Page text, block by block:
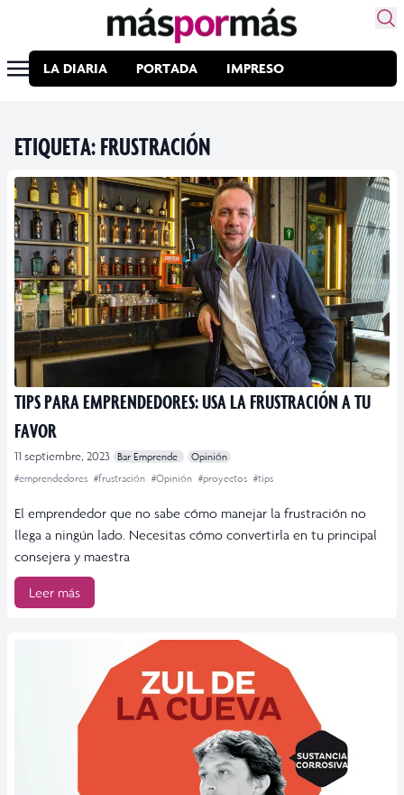
LA DIARIA PORTADA IMPRESO
ETIQUETA:FRUSTRACIÓN
TIPS PARA EMPRENDEDORES: USA LA FRUSTRACIÓN A TU
FAVOR
11 septiembre, 2023 Bar Emprende
Opinión
#emprendedores #frustración #Opinión #proyectos #tips
El emprendedor que no sabe cómo manejar la frustración no
llega a ningún lado. Necesitas cómo convertirla en tu principal
consejera y maestra
Leer más